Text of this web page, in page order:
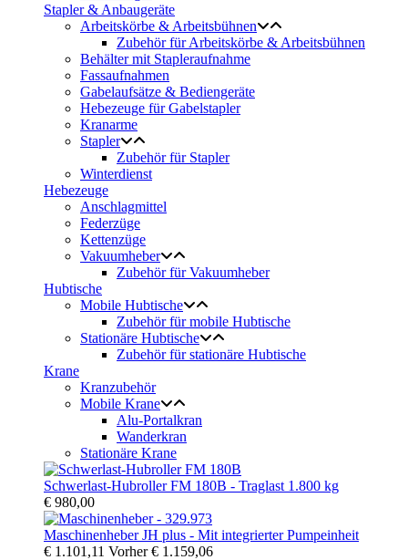
Stapler & Anbaugeräte
Arbeitskörbe & Arbeitsbühnen
Zubehör für Arbeitskörbe & Arbeitsbühnen
Behälter mit Stapleraufnahme
Fassaufnahmen
Gabelaufsätze & Bediengeräte
Hebezeuge für Gabelstapler
Kranarme
Stapler
Zubehör für Stapler
Winterdienst
Hebezeuge
Anschlagmittel
Federzüge
Kettenzüge
Vakuumheber
Zubehör für Vakuumheber
Hubtische
Mobile Hubtische
Zubehör für mobile Hubtische
Stationäre Hubtische
Zubehör für stationäre Hubtische
Krane
Kranzubehör
Mobile Krane
Alu-Portalkran
Wanderkran
Stationäre Krane
Schwerlast-Hubroller FM 180B - Traglast 1.800 kg
€ 980,00
Maschinenheber JH plus - Mit integrierter Pumpeinheit
€ 1.101,11 Vorher€ 1.159,06